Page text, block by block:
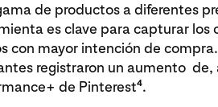
de productos a diferentes
es clave para capturar los
con mayor intención de
registraron un aumento de,
de Pinterest4.